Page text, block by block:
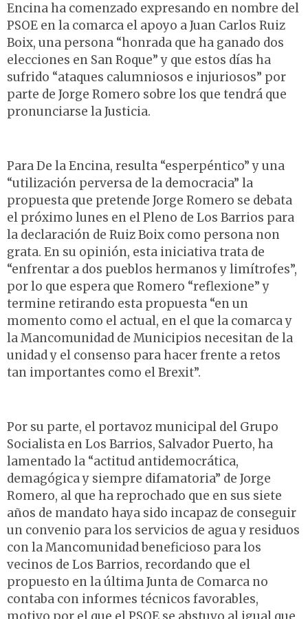
Encina ha comenzado expresando en nombre del
PSOE en la comarca el apoyo a Juan Carlos Ruiz
Boix, una persona “honrada que ha ganado dos
elecciones en San Roque” y que estos días ha
sufrido “ataques calumniosos e injuriosos” por
parte de Jorge Romero sobre los que tendrá que
pronunciarse la Justicia.
Para De la Encina, resulta “esperpéntico” y una
“utilización perversa de la democracia” la
propuesta que pretende Jorge Romero se debata
el próximo lunes en el Pleno de Los Barrios para
la declaración de Ruiz Boix como persona non
grata. En su opinión, esta iniciativa trata de
“enfrentar a dos pueblos hermanos y limítrofes”,
por lo que espera que Romero “reflexione” y
termine retirando esta propuesta “en un
momento como el actual, en el que la comarca y
la Mancomunidad de Municipios necesitan de la
unidad y el consenso para hacer frente a retos
tan importantes como el Brexit”.
Por su parte, el portavoz municipal del Grupo
Socialista en Los Barrios, Salvador Puerto, ha
lamentado la “actitud antidemocrática,
demagógica y siempre difamatoria” de Jorge
Romero, al que ha reprochado que en sus siete
años de mandato haya sido incapaz de conseguir
un convenio para los servicios de agua y residuos
con la Mancomunidad beneficioso para los
vecinos de Los Barrios, recordando que el
propuesto en la última Junta de Comarca no
contaba con informes técnicos favorables,